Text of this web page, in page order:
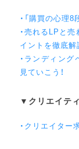
・「購買の心理
・売れるLPと
イントを徹底解
・ランディン
見ていこう！
▼クリエイテ
・クリエイター